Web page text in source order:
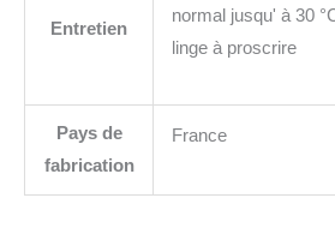
Entretien
normal jusqu' à 30
linge à proscrire
Pays de
fabrication
France